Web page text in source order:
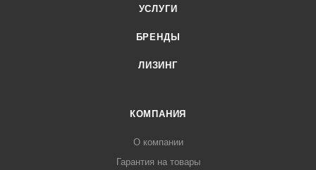
УСЛУГИ
БРЕНДЫ
ЛИЗИНГ
КОМПАНИЯ
О компании
Гарантия на товары